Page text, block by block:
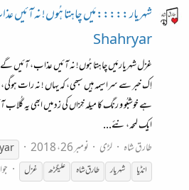
شہریار ::::: مَیں چاہتا ہُوں! نہ
Shahryar
غزل شہریار مَیں چاہتا ہُوں! نہ آئیں عذاب، آئیں
اِک خبر سے سراسیمہ ہیں سبھی، کہ یہاں ! نہ رات
ہے خوشبُو و رنگ کا میلہ خِزاں کی زد میں ابھی یہ
ایک لمحہ، نئے...
طارق شاہ
لڑی نومبر 26، 2018
انڈیا
شہریار طارق شاہ علیگڑھ غزل